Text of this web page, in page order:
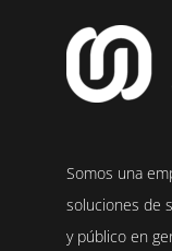
Somos una
soluciones de
y público en